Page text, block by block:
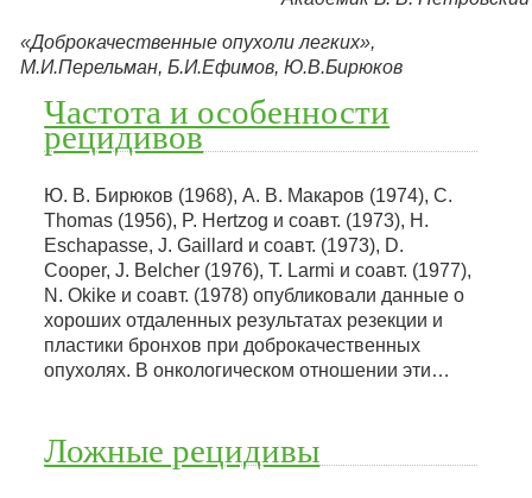
«Доброкачественные опухоли легких»,
М.И.Перельман, Б.И.Ефимов, Ю.В.Бирюков
Частота и особенности
рецидивов
Ю. В. Бирюков (1968), А. В. Макаров (1974), С.
Thomas (1956), P. Hertzog и соавт. (1973), Н.
Eschapasse, J. Gaillard и соавт. (1973), D.
Cooper, J. Belcher (1976), Т. Larmi и соавт. (1977),
N. Okike и соавт. (1978) опубликовали данные о
хороших отдаленных результатах резекции и
пластики бронхов при доброкачественных
опухолях. В онкологическом отношении эти…
Ложные рецидивы